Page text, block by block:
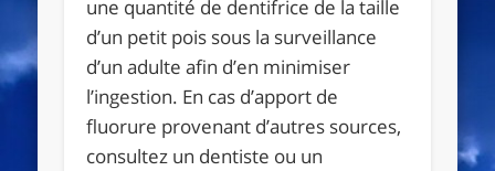
une quantité de dentifrice de la taille
d’un petit pois sous la surveillance
d’un adulte afin d’en minimiser
l’ingestion. En cas d’apport de
fluorure provenant d’autres sources,
consultez un dentiste ou un